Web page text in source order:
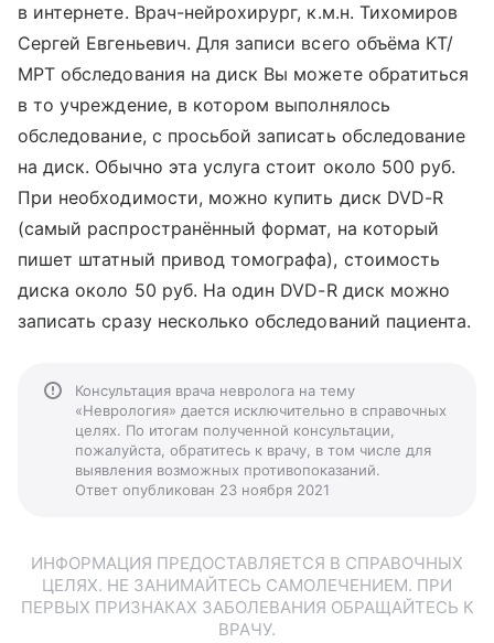
в интернете. Врач-нейрохирург, к.м.н. Тихомиров
Сергей Евгеньевич. Для записи всего объёма КТ/
МРТ обследования на диск Вы можете обратиться
в то учреждение, в котором выполнялось
обследование, с просьбой записать обследование
на диск. Обычно эта услуга стоит около 500 руб.
При необходимости, можно купить диск DVD-R
(самый распространённый формат, на который
пишет штатный привод томографа), стоимость
диска около 50 руб. На один DVD-R диск можно
записать сразу несколько обследований пациента.
Консультация врача невролога на тему
«Неврология» дается исключительно в справочных
целях. По итогам полученной консультации,
пожалуйста, обратитесь к врачу, в том числе для
выявления возможных противопоказаний.
Ответ опубликован 23 ноября 2021
ИНФОРМАЦИЯ ПРЕДОСТАВЛЯЕТСЯ В СПРАВОЧНЫХ
ЦЕЛЯХ. НЕ ЗАНИМАЙТЕСЬ САМОЛЕЧЕНИЕМ. ПРИ
ПЕРВЫХ ПРИЗНАКАХ ЗАБОЛЕВАНИЯ ОБРАЩАЙТЕСЬ К
ВРАЧУ.